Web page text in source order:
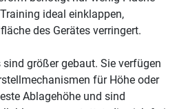
ideal einklappen,
des Gerätes verringert.
sind größer gebaut. Sie verfügen
für Höhe oder
Ablagehöhe und sind